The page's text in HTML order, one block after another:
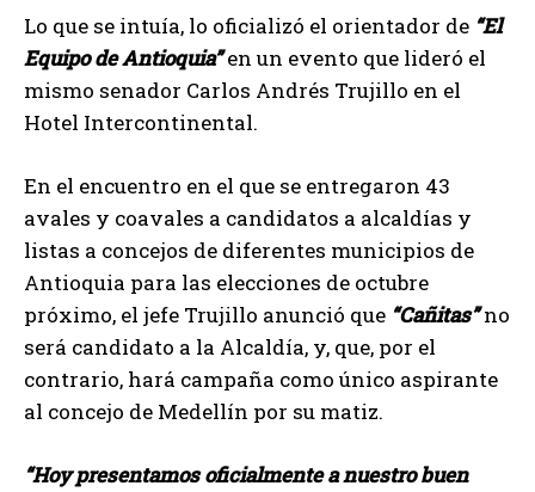
Lo que se intuía, lo oficializó el orientador de “El
Equipo de Antioquia” en un evento que lideró el
mismo senador Carlos Andrés Trujillo en el
Hotel Intercontinental.
En el encuentro en el que se entregaron 43
avales y coavales a candidatos a alcaldías y
listas a concejos de diferentes municipios de
Antioquia para las elecciones de octubre
próximo, el jefe Trujillo anunció que “Cañitas”no
será candidato a la Alcaldía, y, que, por el
contrario, hará campaña como único aspirante
al concejo de Medellín por su matiz.
“Hoy presentamos oficialmente a nuestro buen